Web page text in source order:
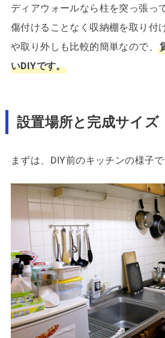
ディアウォールなら柱を突っ張っ
傷付けることなく収納棚を取り付
や取り外しも比較的簡単なので、
いDIYです。
設置場所と完成サイズ
まずは、DIY前のキッチンの様子で